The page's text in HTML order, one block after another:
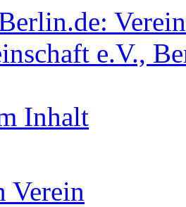
e.V.,
Inhalt
Verein